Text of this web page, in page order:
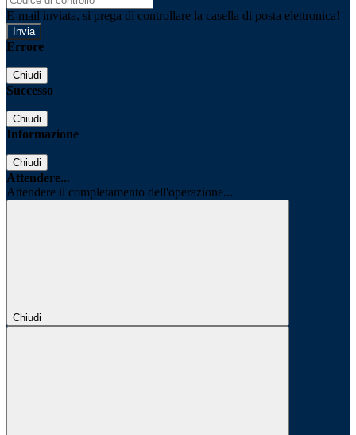
E-mail inviata, si prega di controllare la casella di posta elettronica!
Errore
Chiudi
Successo
Chiudi
Informazione
Chiudi
Attendere...
Attendere il completamento dell'operazione...
Chiudi